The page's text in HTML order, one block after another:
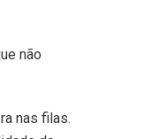
não
nas filas.